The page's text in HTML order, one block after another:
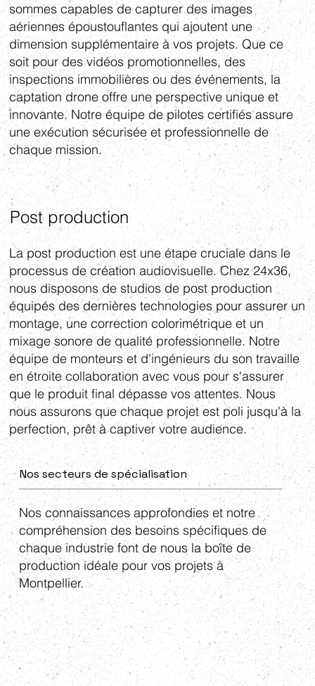
Nos secteurs de spécialisation
Nos connaissances approfondies et notre
compréhension des besoins spécifiques de
chaque industrie font de nous la boîte de
production idéale pour vos projets à
Montpellier.
sommes capables de capturer des images
aériennes époustouflantes qui ajoutent une
dimension supplémentaire à vos projets. Que ce
soit pour des vidéos promotionnelles, des
inspections immobilières ou des événements, la
captation drone offre une perspective unique et
innovante. Notre équipe de pilotes certifiés assure
une exécution sécurisée et professionnelle de
chaque mission.
La post production est une étape cruciale dans le
processus de création audiovisuelle. Chez 24x36,
nous disposons de studios de post production
équipés des dernières technologies pour assurer un
montage, une correction colorimétrique et un
mixage sonore de qualité professionnelle. Notre
équipe de monteurs et d'ingénieurs du son travaille
en étroite collaboration avec vous pour s'assurer
que le produit final dépasse vos attentes. Nous
nous assurons que chaque projet est poli jusqu'à la
perfection, prêt à captiver votre audience.
Post production